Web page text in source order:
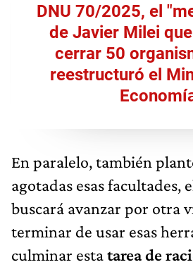
DNU 70/2025, el
de Javier Milei
cerrar 50
reestructuró el
En paralelo, también
agotadas esas facultades,
buscará avanzar por otra
terminar de usar esas
culminar estatarea de